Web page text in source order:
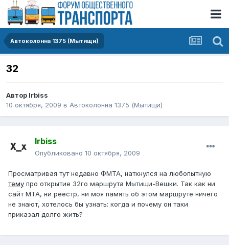
Автоколонна 1375 (Мытищи)
32
Автор Irbiss
10 октября, 2009 в Автоколонна 1375 (Мытищи)
Irbiss
Опубликовано 10 октября, 2009
Просматривая тут недавно ФМТА, наткнулся на любопытную
тему про открытие 32го маршрута Мытищи-Вешки. Так как ни
сайт МТА, ни реестр, ни моя память об этом маршруте ничего
не знают, хотелось бы узнать: когда и почему он таки
приказал долго жить?